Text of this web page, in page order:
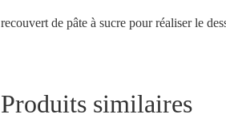
recouvert de pâte à sucre pour réaliser le
Produits similaires